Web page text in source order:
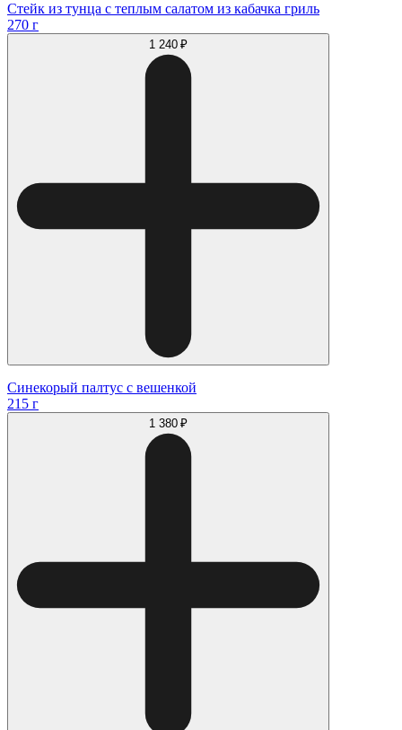
Стейк из тунца с теплым салатом из кабачка гриль
270 г
1 240 ₽
Синекорый палтус с вешенкой
215 г
1 380 ₽